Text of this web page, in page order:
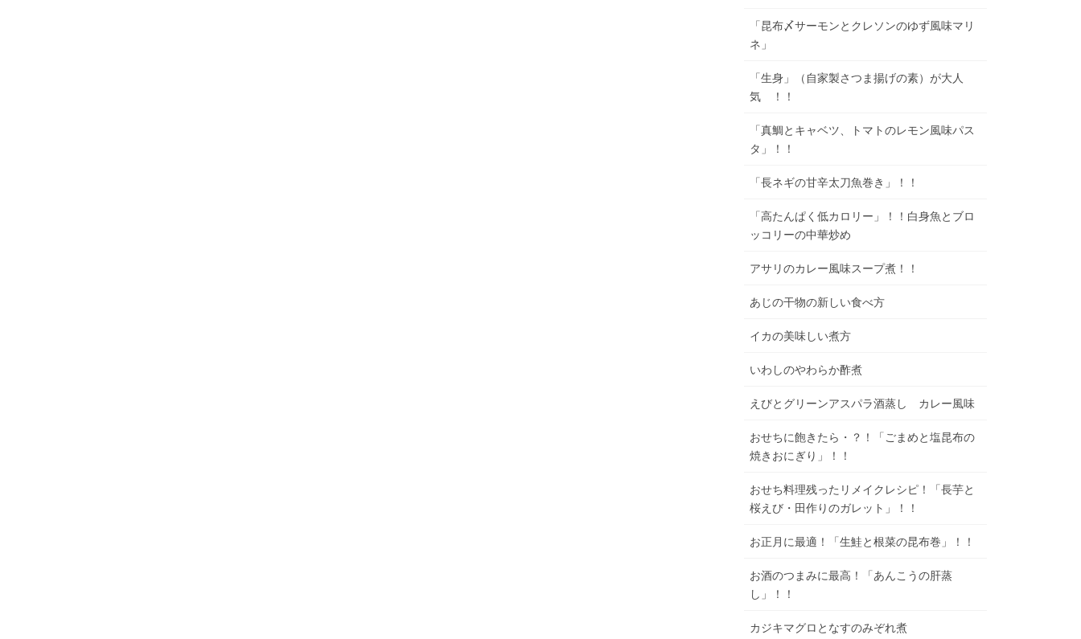
「昆布〆サーモンとクレソンのゆず風味マリ
ネ」
「生身」（自家製さつま揚げの素）が大人
気 ！！
「真鯛とキャベツ、トマトのレモン風味パス
タ」！！
「長ネギの甘辛太刀魚巻き」！！
「高たんぱく低カロリー」！！白身魚とブロ
ッコリーの中華炒め
アサリのカレー風味スープ煮！！
あじの干物の新しい食べ方
イカの美味しい煮方
いわしのやわらか酢煮
えびとグリーンアスパラ酒蒸し カレー風味
おせちに飽きたら・？！「ごまめと塩昆布の
焼きおにぎり」！！
おせち料理残ったリメイクレシピ！「長芋と
桜えび・田作りのガレット」！！
お正月に最適！「生鮭と根菜の昆布巻」！！
お酒のつまみに最高！「あんこうの肝蒸
し」！！
カジキマグロとなすのみぞれ煮